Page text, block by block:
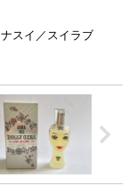
スイ／スイラブ